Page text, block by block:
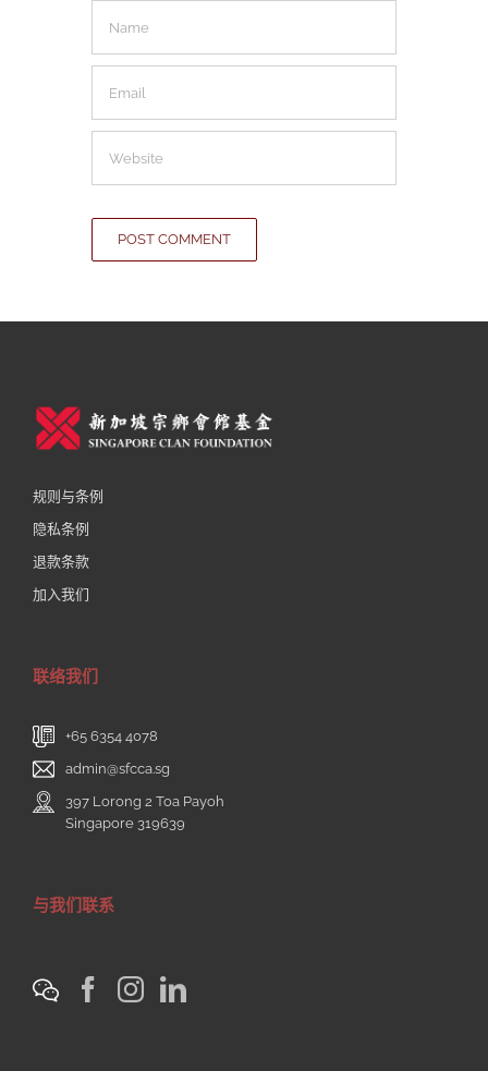
规则与条例
隐私条例
退款条款
加入我们
联络我们
+65 6354 4078
admin@sfcca.sg
397 Lorong 2 Toa Payoh
Singapore 319639
与我们联系